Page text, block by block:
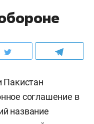
Пакистан
соглашение в
название